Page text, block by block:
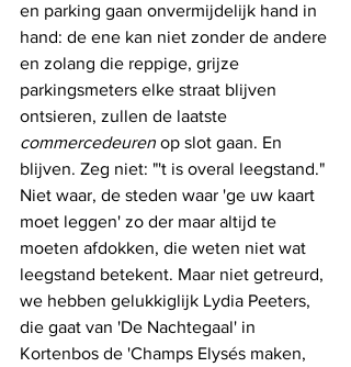
en parking gaan onvermijdelijk hand in
hand: de ene kan niet zonder de andere
en zolang die reppige, grijze
parkingsmeters elke straat blijven
ontsieren, zullen de laatste
commercedeuren op slot gaan. En
blijven. Zeg niet: "'t is overal leegstand."
Niet waar, de steden waar 'ge uw kaart
moet leggen' zo der maar altijd te
moeten afdokken, die weten niet wat
leegstand betekent. Maar niet getreurd,
we hebben gelukkiglijk Lydia Peeters,
die gaat van 'De Nachtegaal' in
Kortenbos de 'Champs Elysés maken,